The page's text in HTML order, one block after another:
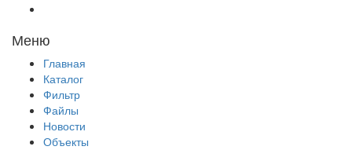
Меню
Главная
Каталог
Фильтр
Файлы
Новости
Объекты